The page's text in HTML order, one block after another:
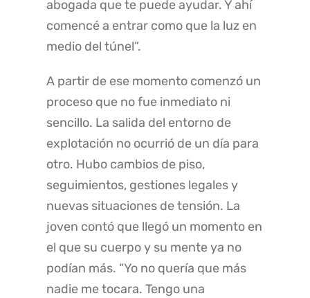
abogada que te puede ayudar. Y ahí
comencé a entrar como que la luz en
medio del túnel”.
A partir de ese momento comenzó un
proceso que no fue inmediato ni
sencillo. La salida del entorno de
explotación no ocurrió de un día para
otro. Hubo cambios de piso,
seguimientos, gestiones legales y
nuevas situaciones de tensión. La
joven contó que llegó un momento en
el que su cuerpo y su mente ya no
podían más. “Yo no quería que más
nadie me tocara. Tengo una